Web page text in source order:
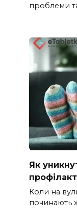
проблеми
Як
Коли на
починають